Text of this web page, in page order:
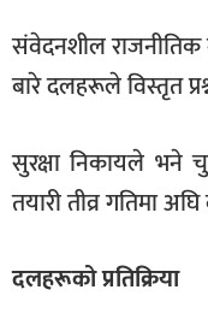
संवेदनशील राजनीतिक
बारे दलहरूले विस्तृत
सुरक्षा निकायले भने
तयारी तीव्र गतिमा
दलहरूको प्रतिक्रिया